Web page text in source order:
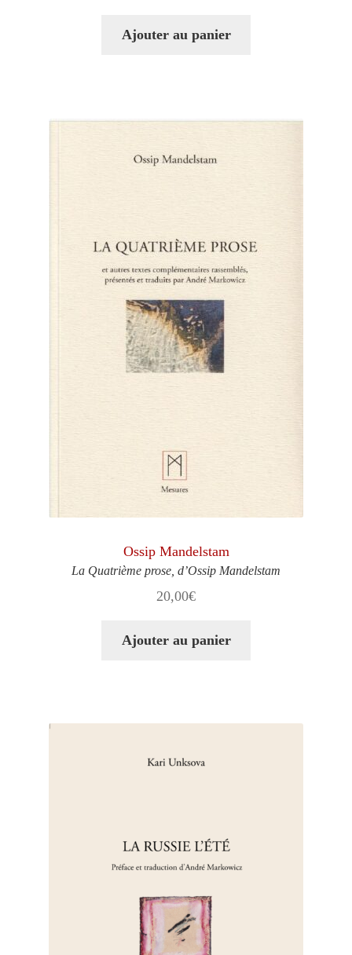
Ajouter au panier
Ossip Mandelstam
La Quatrième prose, d’Ossip Mandelstam
20,00€
Ajouter au panier